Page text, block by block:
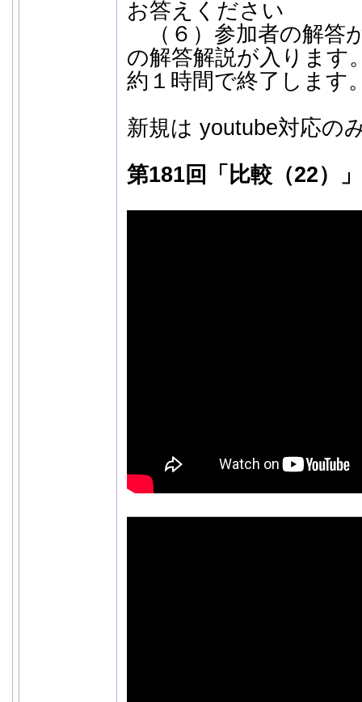
お答えください
（６）参加者の解答
の解答解説が入ります
約１時間で終了します
新規は youtube対応の
第181回「比較（22）」